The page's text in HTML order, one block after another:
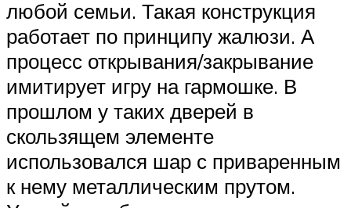
любой семьи. Такая конструкция
работает по принципу жалюзи. А
процесс открывания/закрывание
имитирует игру на гармошке. В
прошлом у таких дверей в
скользящем элементе
использовался шар с приваренным
к нему металлическим прутом.